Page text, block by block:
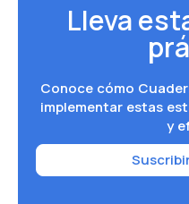
Lleva
Conoce cómo
implementar estas
y